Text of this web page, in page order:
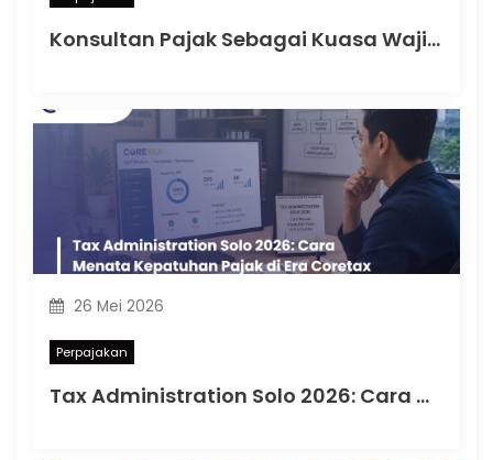
Konsultan Pajak Sebagai Kuasa Wajib Pajak: Memahami Masa Transisi PMK 44 Tahun 2026 hingga 31 Desember 2026
26 Mei 2026
Perpajakan
Tax Administration Solo 2026: Cara Menata Kepatuhan Pajak di Era Coretax